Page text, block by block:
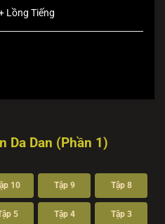
Lồng Tiếng
Da Dan (Phần 1)
10 Tập 9 Tập 8
5 Tập 4 Tập 3